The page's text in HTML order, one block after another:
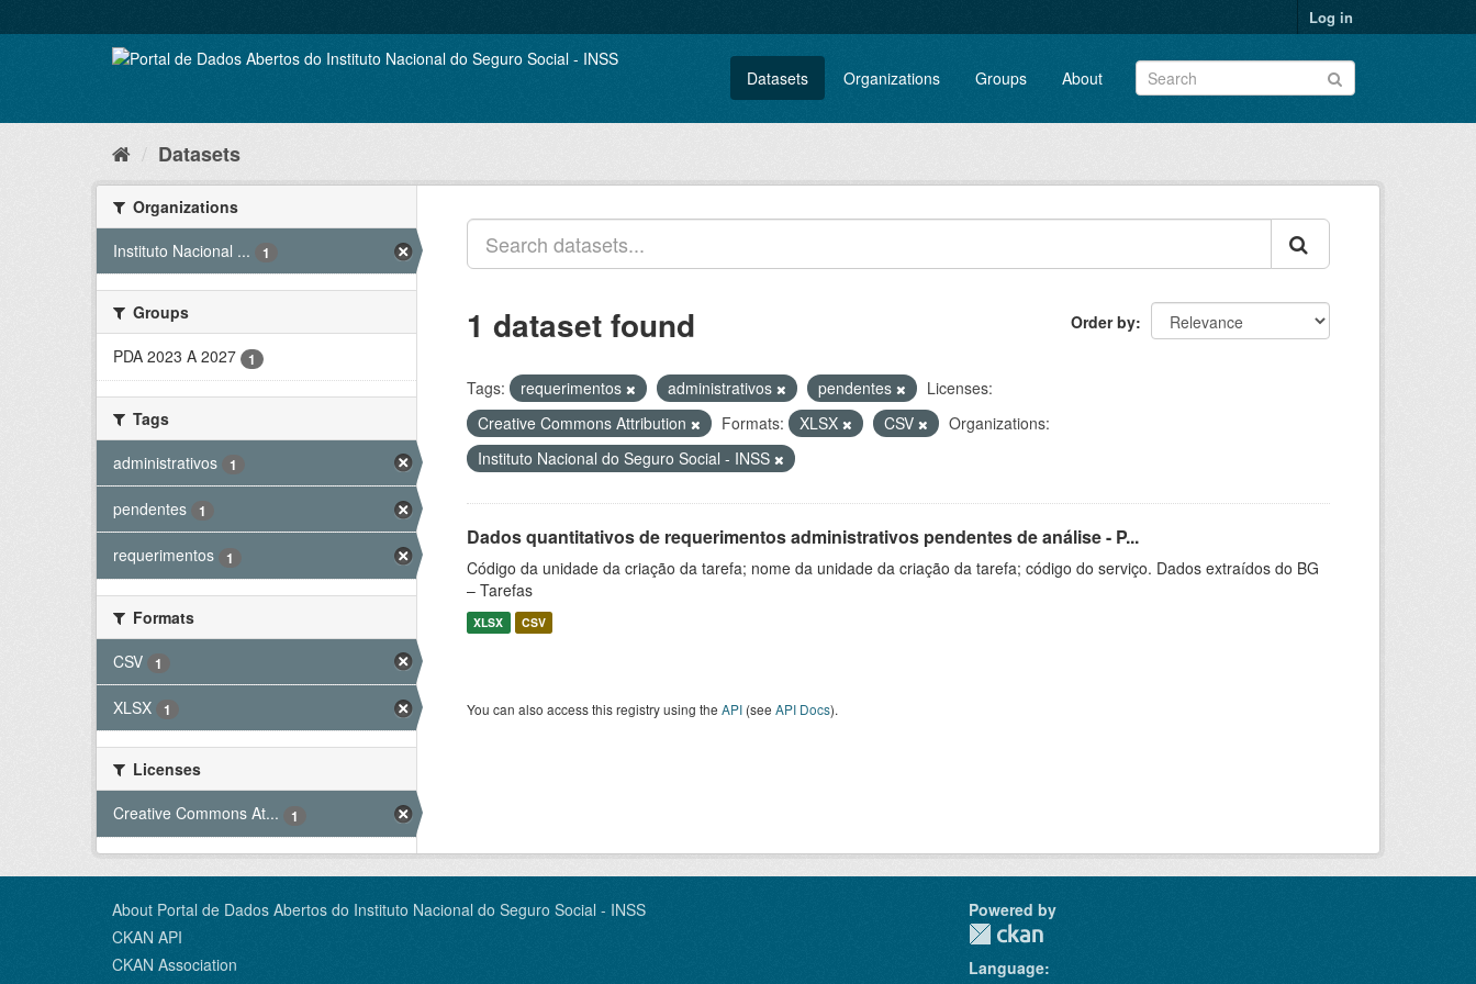
to
Log in
Datasets Organizations Groups About
Datasets
Organizations
Instituto Nacional ...
1
Groups
PDA 2023 A 2027
1
Tags
administrativos
1
pendentes 1
requerimentos 1
Formats
CSV
1
XLSX 1
Licenses
Creative Commons At...
1
Order by
1 dataset found
Tags: requerimentos administrativos pendentes
Licenses:
Creative Commons Attribution
Formats: XLSX CSV
Organizations:
Instituto Nacional do Seguro Social - INSS
Dados quantitativos de requerimentos administrativos pendentes de análise - P...
Código da unidade da criação da tarefa; nome da unidade da criação da tarefa; código do serviço. Dados extraídos do BG
– Tarefas
XLSX CSV
You can also access this registry using the API (see API Docs).
About Portal de Dados Abertos do Instituto Nacional do Seguro Social - INSS
CKAN API
CKAN Association
Powered by
Language